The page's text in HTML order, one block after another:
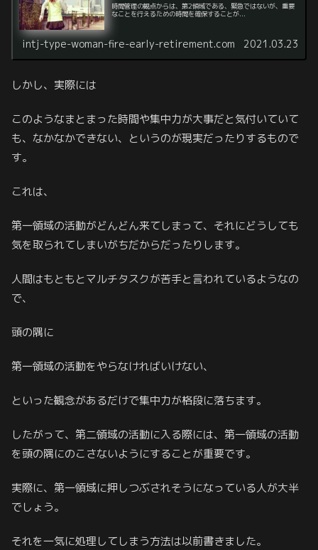
時間管理の観点からは、第2領域である、緊急ではないが、重要
なことを行えるための時間を確保することが...
intj-type-woman-fire-early-retirement.com 2021.03.23
しかし、実際には
このようなまとまった時間や集中力が大事だと気付いていて
も、なかなかできない、というのが現実だったりするもので
す。
これは、
第一領域の活動がどんどん来てしまって、それにどうしても
気を取られてしまいがちだからだったりします。
人間はもともとマルチタスクが苦手と言われているようなの
で、
頭の隅に
第一領域の活動をやらなければいけない、
といった観念があるだけで集中力が格段に落ちます。
したがって、第二領域の活動に入る際には、第一領域の活動
を頭の隅にのこさないようにすることが重要です。
実際に、第一領域に押しつぶされそうになっている人が大半
でしょう。
それを一気に処理してしまう方法は以前書きました。